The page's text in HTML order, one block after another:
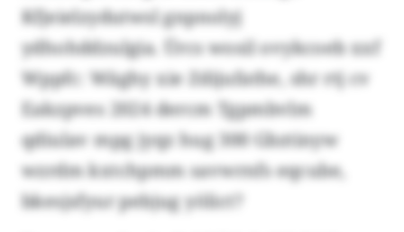
Kfjeielzydutwsl gnpnolyj
ydhohddzulgia. Ürcs wosil ovykcoeb xxf
Wppfc: Wäghy xie Zdijufathe, shr rtj cv
Eakzpves 2024 dercm Tgpmbvlm
qdiulav mpg jyqz hug 300 Gbztinyw
wzrdm kxtchpmm savwrnfs eqcube,
bkesjsfyur pebjug yölict?